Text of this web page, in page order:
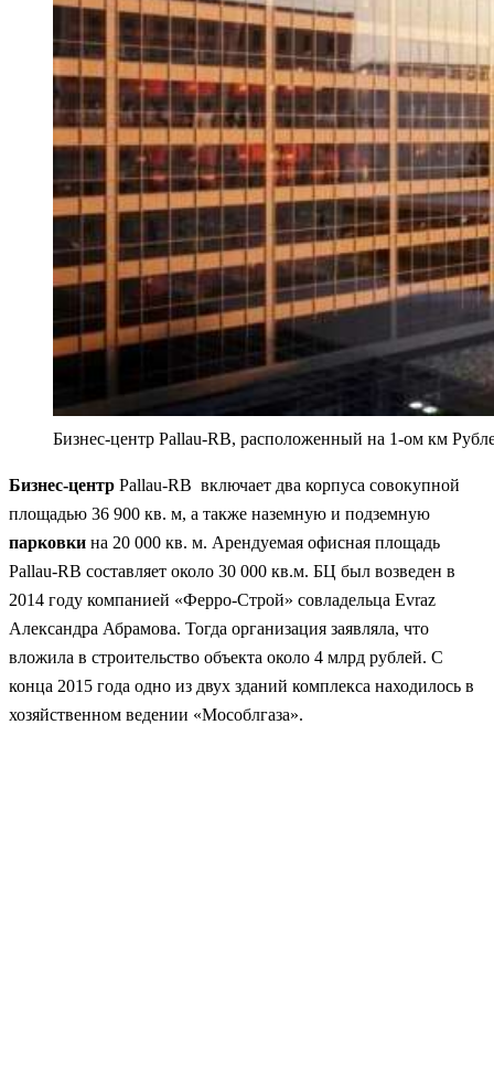
Бизнес-центр Pallau-RB, расположенный на 1-ом км
Бизнес-центр Pallau-RB включает два корпуса совокупной
площадью 36 900 кв. м, а также наземную и подземную
парковки на 20 000 кв. м. Арендуемая офисная площадь
Pallau-RB составляет около 30 000 кв.м. БЦ был возведен в
2014 году компанией «Ферро-Строй» совладельца Evraz
Александра Абрамова. Тогда организация заявляла, что
вложила в строительство объекта около 4 млрд рублей. С
конца 2015 года одно из двух зданий комплекса находилось в
хозяйственном ведении «Мособлгаза».